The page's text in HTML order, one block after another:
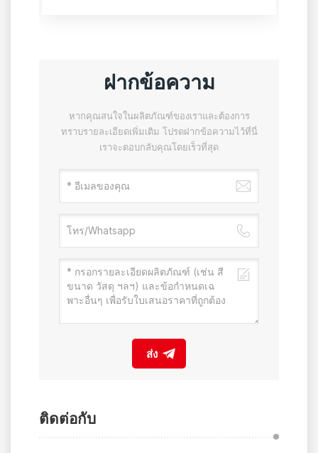
ฝากข้อความ
หากคุณสนใจในผลิตภัณฑ์ของเราและต้องการ
ทราบรายละเอียดเพิ่มเติม โปรดฝากข้อความไว้ที่นี่
เราจะตอบกลับคุณโดยเร็วที่สุด
ส่ง
ติดต่อกับ